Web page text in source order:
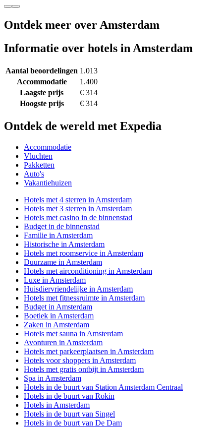
Ontdek meer over Amsterdam
Informatie over hotels in Amsterdam
Aantal beoordelingen 1.013
Accommodatie
1.400
Laagste prijs
€ 314
Hoogste prijs
€ 314
Ontdek de wereld met Expedia
Accommodatie
Vluchten
Pakketten
Auto's
Vakantiehuizen
Hotels met 4 sterren in Amsterdam
Hotels met 3 sterren in Amsterdam
Hotels met casino in de binnenstad
Budget in de binnenstad
Familie in Amsterdam
Historische in Amsterdam
Hotels met roomservice in Amsterdam
Duurzame in Amsterdam
Hotels met airconditioning in Amsterdam
Luxe in Amsterdam
Huisdiervriendelijke in Amsterdam
Hotels met fitnessruimte in Amsterdam
Budget in Amsterdam
Boetiek in Amsterdam
Zaken in Amsterdam
Hotels met sauna in Amsterdam
Avonturen in Amsterdam
Hotels met parkeerplaatsen in Amsterdam
Hotels voor shoppers in Amsterdam
Hotels met gratis ontbijt in Amsterdam
Spa in Amsterdam
Hotels in de buurt van Station Amsterdam Centraal
Hotels in de buurt van Rokin
Hotels in Amsterdam
Hotels in de buurt van Singel
Hotels in de buurt van De Dam